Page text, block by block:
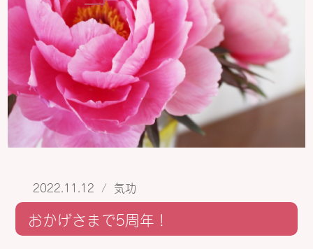
2022.11.12 / 気功
おかげさまで5周年！